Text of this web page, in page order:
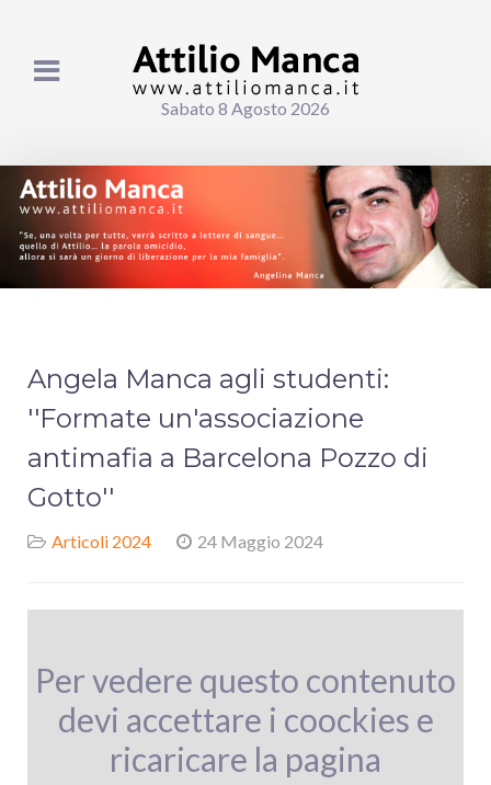
Sabato 8 Agosto 2026
Angela Manca agli studenti:
''Formate un'associazione
antimafia a Barcelona Pozzo di
Gotto''
Articoli 2024 24 Maggio 2024
Per vedere questo contenuto
devi accettare i coockies e
ricaricare la pagina